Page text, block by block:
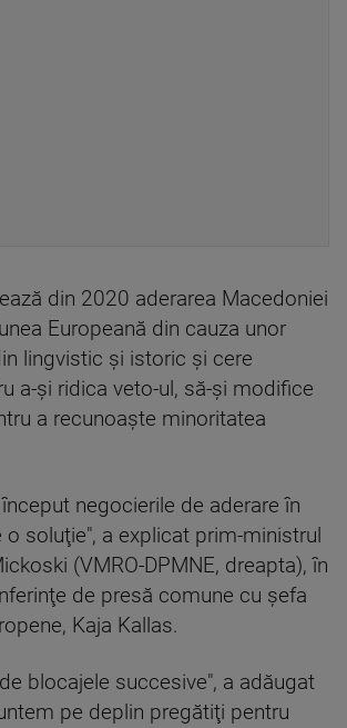
din 2020 aderarea Macedoniei
Europeană din cauza unor
lingvistic şi istoric şi cere
a-şi ridica veto-ul, să-şi modifice
a recunoaşte minoritatea
negocierile de aderare în
soluţie", a explicat prim-ministrul
(VMRO-DPMNE, dreapta), în
de presă comune cu şefa
Kaja Kallas.
blocajele succesive", a adăugat
pe deplin pregătiţi pentru